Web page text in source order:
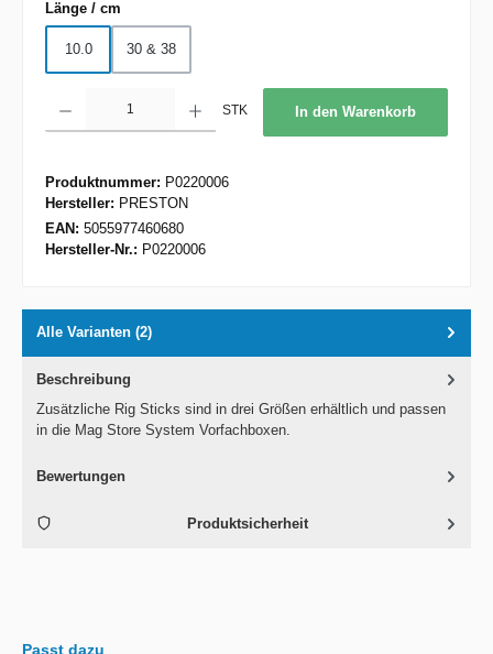
Länge / cm
10.0 30 & 38
STK In den Warenkorb
Produktnummer: P0220006
Hersteller: PRESTON
EAN: 5055977460680
Hersteller-Nr.: P0220006
Alle Varianten (2)
Beschreibung
Zusätzliche Rig Sticks sind in drei Größen erhältlich und passen
in die Mag Store System Vorfachboxen.
Bewertungen
Produktsicherheit
Passt dazu